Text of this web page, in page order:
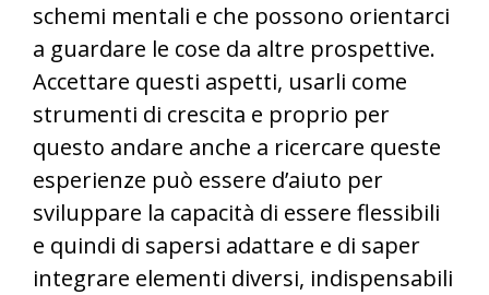
schemi mentali e che possono orientarci
a guardare le cose da altre prospettive.
Accettare questi aspetti, usarli come
strumenti di crescita e proprio per
questo andare anche a ricercare queste
esperienze può essere d’aiuto per
sviluppare la capacità di essere flessibili
e quindi di sapersi adattare e di saper
integrare elementi diversi, indispensabili